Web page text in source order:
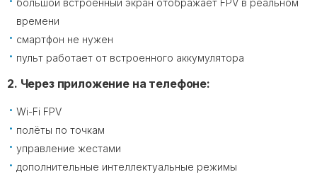
большой встроенный экран отображает FPV в реальном
времени
смартфон не нужен
пульт работает от встроенного аккумулятора
2. Через приложение на телефоне:
Wi-Fi FPV
полёты по точкам
управление жестами
дополнительные интеллектуальные режимы